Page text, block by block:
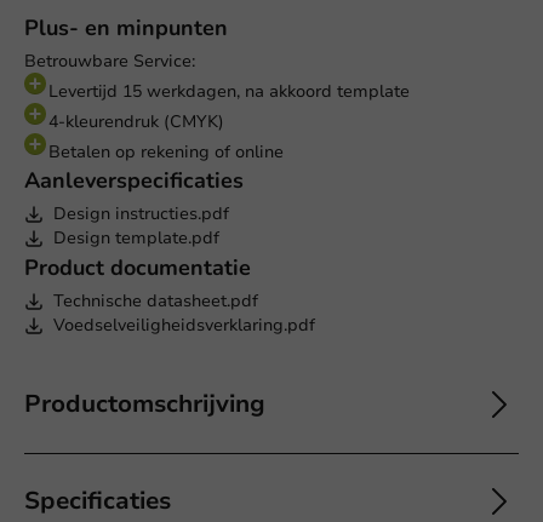
Plus- en minpunten
Betrouwbare Service:
Levertijd 15 werkdagen, na akkoord template
4-kleurendruk (CMYK)
Betalen op rekening of online
Aanleverspecificaties
Design instructies.pdf
Design template.pdf
Product documentatie
Technische datasheet.pdf
Voedselveiligheidsverklaring.pdf
Productomschrijving
Specificaties